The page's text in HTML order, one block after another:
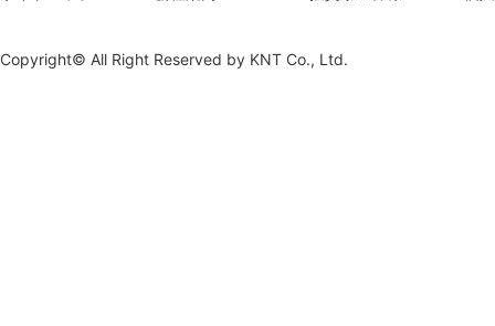
Copyright© All Right Reserved by KNT Co., Ltd.